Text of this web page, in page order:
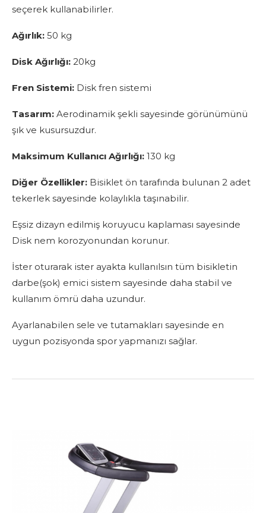
seçerek kullanabilirler.
Ağırlık: 50 kg
Disk Ağırlığı: 20kg
Fren Sistemi: Disk fren sistemi
Tasarım: Aerodinamik şekli sayesinde görünümünü
şık ve kusursuzdur.
Maksimum Kullanıcı Ağırlığı: 130 kg
Diğer Özellikler: Bisiklet ön tarafında bulunan 2 adet
tekerlek sayesinde kolaylıkla taşınabilir.
Eşsiz dizayn edilmiş koruyucu kaplaması sayesinde
Disk nem korozyonundan korunur.
İster oturarak ister ayakta kullanılsın tüm bisikletin
darbe(şok) emici sistem sayesinde daha stabil ve
kullanım ömrü daha uzundur.
Ayarlanabilen sele ve tutamakları sayesinde en
uygun pozisyonda spor yapmanızı sağlar.